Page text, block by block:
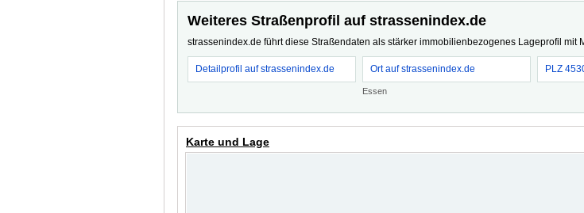
Weiteres Straßenprofil auf strassenindex.de
strassenindex.de führt diese Straßendaten als stärker immobilienbezogenes Lageprofil mit
Detailprofil auf strassenindex.de Ort auf strassenindex.de
Essen
PLZ
Karte und Lage